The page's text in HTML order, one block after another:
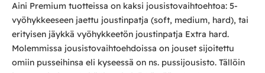
Aini Premium tuotteissa on kaksi jousistovaihtoehtoa: 5-
vyöhykkeeseen jaettu joustinpatja (soft, medium, hard), tai
erityisen jäykkä vyöhykkeetön joustinpatja Extra hard.
Molemmissa jousistovaihtoehdoissa on jouset sijoitettu
omiin pusseihinsa eli kyseessä on ns. pussijousisto. Tällöin